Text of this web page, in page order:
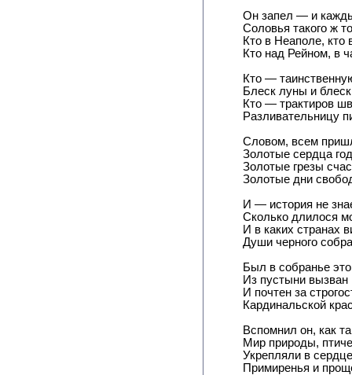
Он запел — и
Соловья такого ж
Кто в Неаполе, кто
Кто над Рейном, в
Кто —
Блеск луны и
Кто — трактиров
Разливательницу
Словом, всем
Золотые сердца
Золотые грезы
Золотые дни
И — история не
Сколько длилося
И в каких странах
Души черного
Был в собранье
Из пустыни вызван
И почтен за
Кардинальской
Вспомнил он, как
Мир природы,
Укрепляли в
Примиренья и